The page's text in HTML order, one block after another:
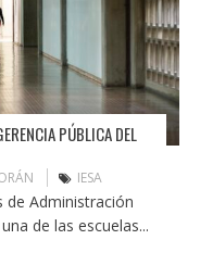
PÚBLICA DEL
IESA
de Administración
de las escuelas...